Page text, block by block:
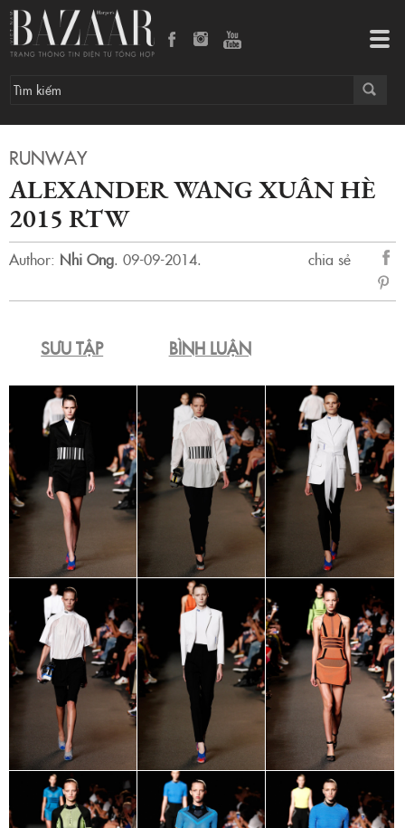
RUNWAY
ALEXANDER WANG XUÂN HÈ
2015 RTW
Author: Nhi Ong. 09-09-2014.
chia sẻ
sẻ
SƯU TẬP BÌNH LUẬN
Alexander Wang Xuân Hè 2015 RTW